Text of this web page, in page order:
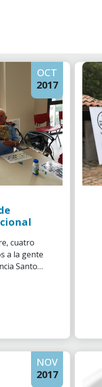
OCT
2017
cuatro
a la gente
Santo
NOV
2017